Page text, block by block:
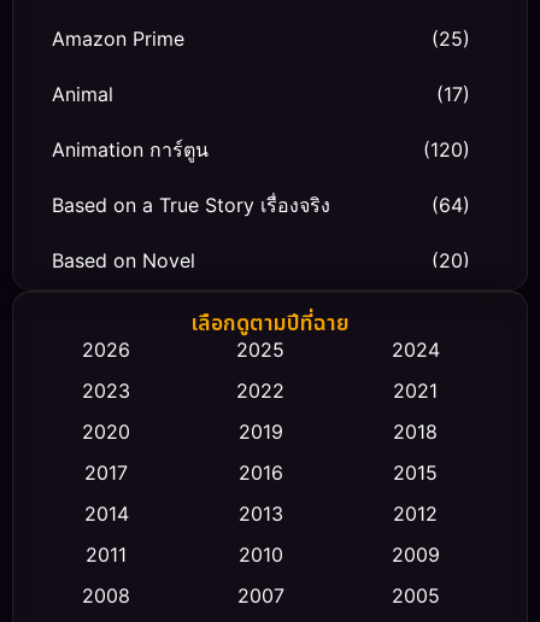
Amazon Prime (25)
Animal (17)
Animation การ์ตูน (120)
Based on a True Story เรื่องจริง (64)
Based on Novel (20)
Biography ชีวิตจริง
Classic หนังคลาสสิก (23)
Comedy ตลก (475)
Conspiracy
เลือกดูตามปีที่ฉาย
2026 2025
2024
2023
2022
2021
2020
2019
2018
2017
2016
2015
2014
2013
2012
2011
2010
2009
2008
2007
2005